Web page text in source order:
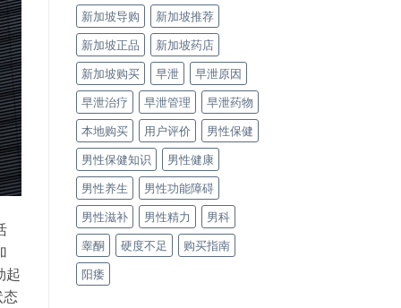
起
态
新加坡导购
新加坡推荐
新加坡正品
新加坡药店
新加坡购买
早泄
早泄原因
早泄治疗
早泄管理
早泄药物
本地购买
用户评价
男性保健
男性保健知识
男性健康
男性养生
男性功能障碍
男性滋补
男性精力
男科
睾酮
硬度不足
购买指南
阳痿